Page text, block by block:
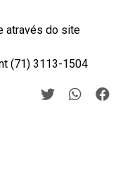
através do site
(71) 3113-1504